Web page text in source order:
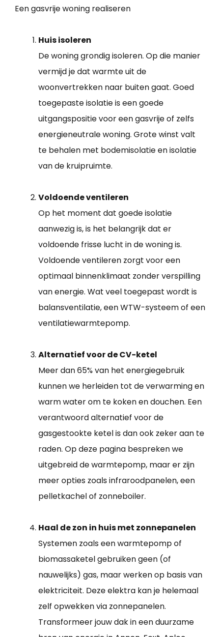
Een gasvrije woning realiseren
Huis isoleren
De woning grondig isoleren. Op die manier
vermijd je dat warmte uit de
woonvertrekken naar buiten gaat. Goed
toegepaste isolatie is een goede
uitgangspositie voor een gasvrije of zelfs
energieneutrale woning. Grote winst valt
te behalen met bodemisolatie en isolatie
van de kruipruimte.
Voldoende ventileren
Op het moment dat goede isolatie
aanwezig is, is het belangrijk dat er
voldoende frisse lucht in de woning is.
Voldoende ventileren zorgt voor een
optimaal binnenklimaat zonder verspilling
van energie. Wat veel toegepast wordt is
balansventilatie, een WTW-systeem of een
ventilatiewarmtepomp.
Alternatief voor de CV-ketel
Meer dan 65% van het energiegebruik
kunnen we herleiden tot de verwarming en
warm water om te koken en douchen. Een
verantwoord alternatief voor de
gasgestookte ketel is dan ook zeker aan te
raden. Op deze pagina bespreken we
uitgebreid de warmtepomp, maar er zijn
meer opties zoals infraroodpanelen, een
pelletkachel of zonneboiler.
Haal de zon in huis met zonnepanelen
Systemen zoals een warmtepomp of
biomassaketel gebruiken geen (of
nauwelijks) gas, maar werken op basis van
elektriciteit. Deze elektra kan je helemaal
zelf opwekken via zonnepanelen.
Transformeer jouw dak in een duurzame